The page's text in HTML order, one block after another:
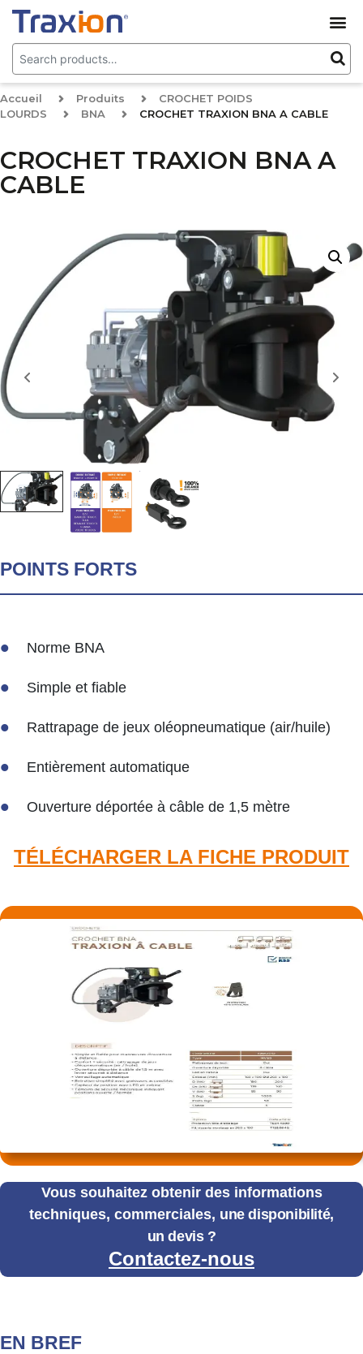
Accueil Produits
CROCHET POIDS
LOURDS
BNA CROCHET TRAXION BNA A CABLE
CROCHET TRAXION BNA A
CABLE
POINTS FORTS
Norme BNA
Simple et fiable
Rattrapage de jeux oléopneumatique (air/huile)
Entièrement automatique
Ouverture déportée à câble de 1,5 mètre
TÉLÉCHARGER LA FICHE PRODUIT​
Vous souhaitez obtenir des informations
techniques, commerciales, une disponibilité,
un devis ?
Contactez-nous
EN BREF